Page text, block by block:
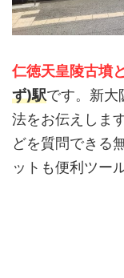
仁徳天皇陵古墳
ず)駅です。新大
法をお伝えしま
どを質問できる
ットも便利ツー